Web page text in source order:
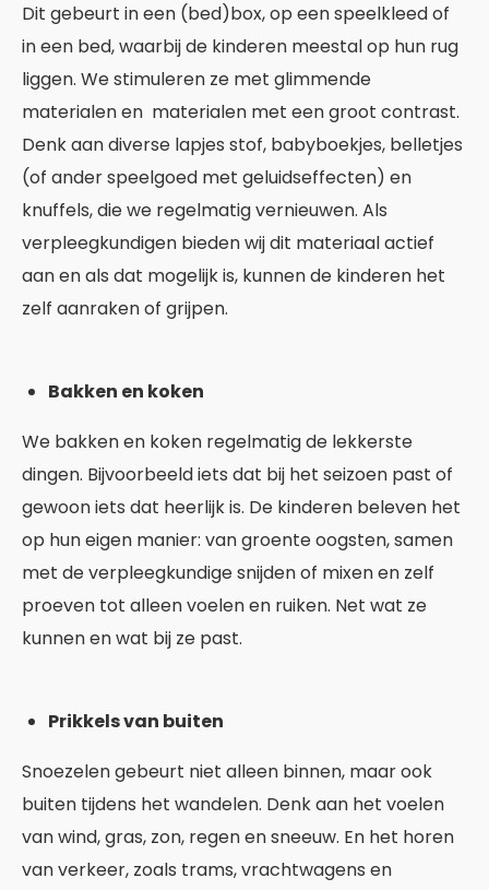
Dit gebeurt in een (bed)box, op een speelkleed of
in een bed, waarbij de kinderen meestal op hun rug
liggen. We stimuleren ze met glimmende
materialen en materialen met een groot contrast.
Denk aan diverse lapjes stof, babyboekjes, belletjes
(of ander speelgoed met geluidseffecten) en
knuffels, die we regelmatig vernieuwen. Als
verpleegkundigen bieden wij dit materiaal actief
aan en als dat mogelijk is, kunnen de kinderen het
zelf aanraken of grijpen.
Bakken en koken
We bakken en koken regelmatig de lekkerste
dingen. Bijvoorbeeld iets dat bij het seizoen past of
gewoon iets dat heerlijk is. De kinderen beleven het
op hun eigen manier: van groente oogsten, samen
met de verpleegkundige snijden of mixen en zelf
proeven tot alleen voelen en ruiken. Net wat ze
kunnen en wat bij ze past.
Prikkels van buiten
Snoezelen gebeurt niet alleen binnen, maar ook
buiten tijdens het wandelen. Denk aan het voelen
van wind, gras, zon, regen en sneeuw. En het horen
van verkeer, zoals trams, vrachtwagens en